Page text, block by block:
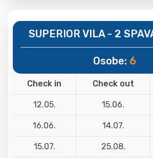
SUPERIOR VILA - 2
Osobe: 6
Check in Check out
12.05. 15.06.
16.06. 14.07.
15.07. 25.08.